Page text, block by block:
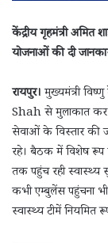
केंद्रीय गृहमंत्री अमित
योजनाओं की दी
रायपुर। मुख्यमंत्री
Shah से मुलाकात कर
सेवाओं के विस्तार की
रहे। बैठक में विशेष रूप
तक पहुंच रही स्वास्थ्य
कभी एम्बुलेंस पहुंचना भी
स्वास्थ्य टीमें नियमित